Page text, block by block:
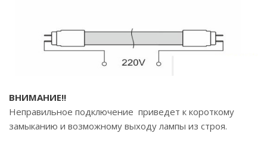
ВНИМАНИЕ!!
Неправильное подключение приведет к короткому
замыканию и возможному выходу лампы из строя.